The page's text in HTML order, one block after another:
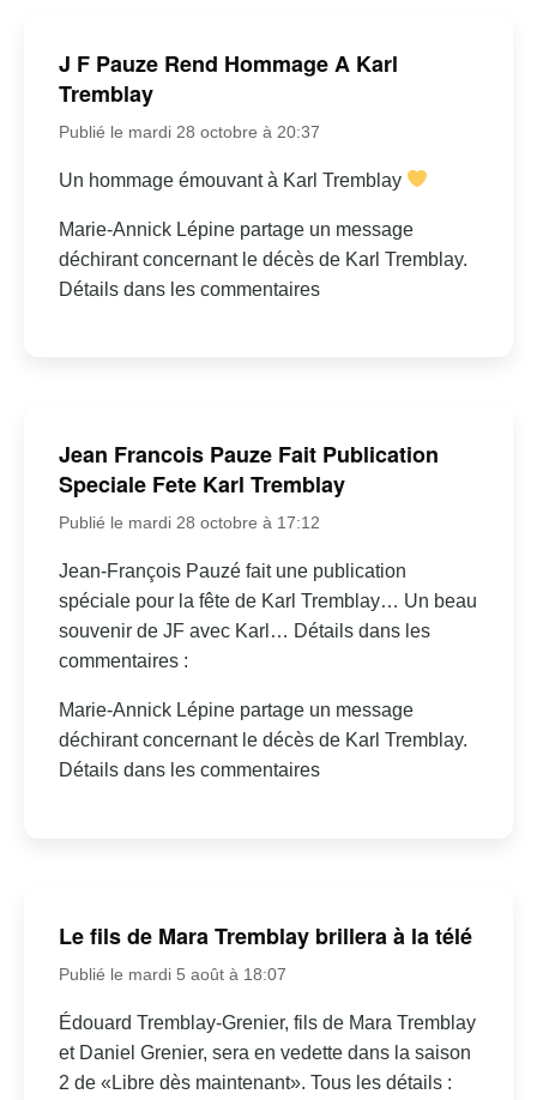
J F Pauze Rend Hommage A Karl
Tremblay
Publié le mardi 28 octobre à 20:37
Un hommage émouvant à Karl Tremblay
Marie-Annick Lépine partage un message
déchirant concernant le décès de Karl Tremblay.
Détails dans les commentaires
Jean Francois Pauze Fait Publication
Speciale Fete Karl Tremblay
Publié le mardi 28 octobre à 17:12
Jean-François Pauzé fait une publication
spéciale pour la fête de Karl Tremblay… Un beau
souvenir de JF avec Karl… Détails dans les
commentaires :
Marie-Annick Lépine partage un message
déchirant concernant le décès de Karl Tremblay.
Détails dans les commentaires
Le fils de Mara Tremblay brillera à la télé
Publié le mardi 5 août à 18:07
Édouard Tremblay-Grenier, fils de Mara Tremblay
et Daniel Grenier, sera en vedette dans la saison
2 de «Libre dès maintenant». Tous les détails :